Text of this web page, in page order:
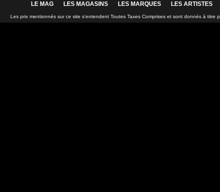
LE MAG LES MAGASINS LES MARQUES LES ARTISTES
Les prix mentionnés sur ce site s'entendent Toutes Taxes Comprises et sont donnés à